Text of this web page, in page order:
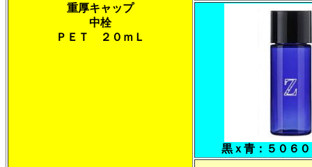
重厚キャップ
中栓
ＰＥＴ ２０ｍＬ
黒ｘ青：５０６